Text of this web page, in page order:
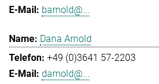
barnold@...
Dana Arnold
+49 (0)3641 57-2203
darnold@...